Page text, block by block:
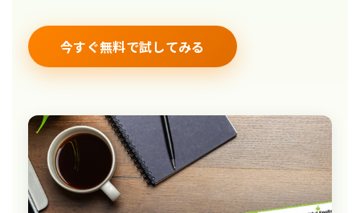
今すぐ無料で試してみる